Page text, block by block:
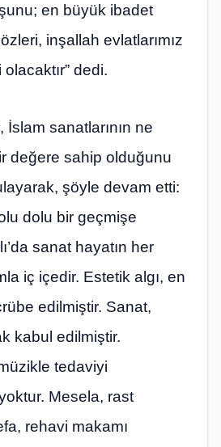
en büyük ibadet
inşallah evlatlarımız
dedi.
sanatlarının ne
değere sahip olduğunu
şöyle devam etti:
dolu bir geçmişe
sanat hayatın her
iç içedir. Estetik algı, en
edilmiştir. Sanat,
kabul edilmiştir.
tedaviyi
Mesela, rast
rehavi makamı